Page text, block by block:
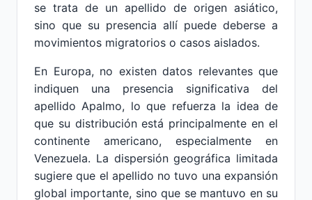
se trata de un apellido de origen asiático,
sino que su presencia allí puede deberse a
movimientos migratorios o casos aislados.
En Europa, no existen datos relevantes que
indiquen una presencia significativa del
apellido Apalmo, lo que refuerza la idea de
que su distribución está principalmente en el
continente americano, especialmente en
Venezuela. La dispersión geográfica limitada
sugiere que el apellido no tuvo una expansión
global importante, sino que se mantuvo en su